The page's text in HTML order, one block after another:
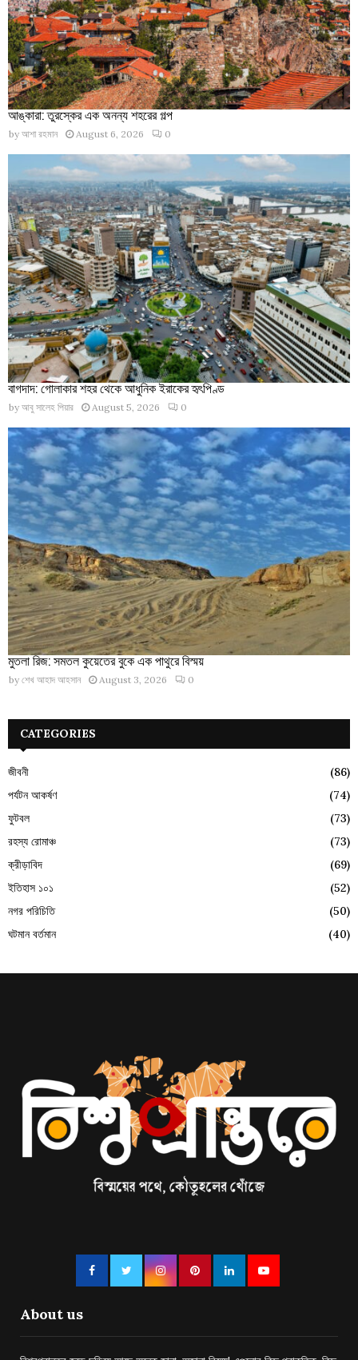
আঙ্কারা: তুরস্কের এক অনন্য শহরের গল্প
by আশা রহমান August 6, 2026 0
বাগদাদ: গোলাকার শহর থেকে আধুনিক ইরাকের হৃৎপিণ্ড
by আবু সালেহ পিয়ার August 5, 2026 0
মুতলা রিজ: সমতল কুয়েতের বুকে এক পাথুরে বিস্ময়
by শেখ আহাদ আহসান August 3, 2026 0
CATEGORIES
জীবনী
(86)
পর্যটন আকর্ষণ
(74)
ফুটবল
(73)
রহস্য রোমাঞ্চ
(73)
ক্রীড়াবিদ
(69)
ইতিহাস ১০১
(52)
নগর পরিচিতি
(50)
ঘটমান বর্তমান
(40)
About us